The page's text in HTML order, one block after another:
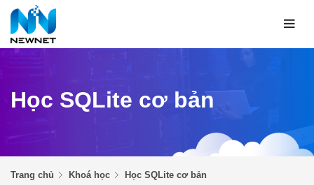
Học SQLite cơ bản
Trang chủ Khoá học
Học SQLite cơ bản